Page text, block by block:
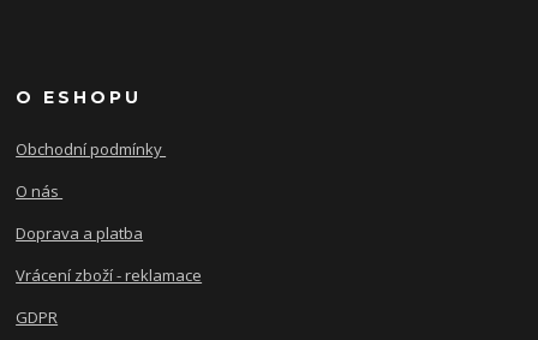
O ESHOPU
Obchodní podmínky
O nás
Doprava a platba
Vrácení zboží - reklamace
GDPR